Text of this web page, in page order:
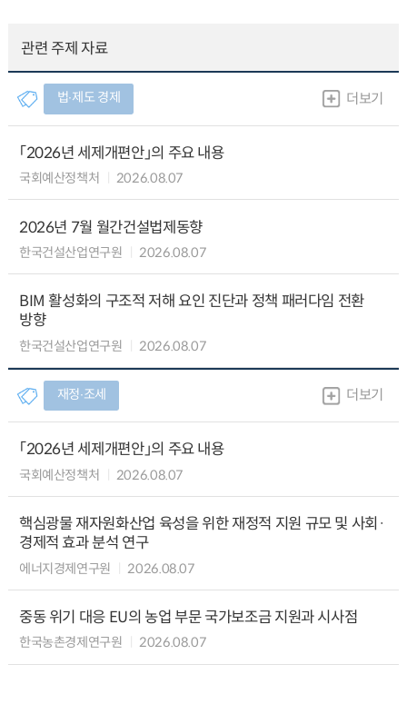
관련 주제 자료
법∙제도 경제 더보기
「2026년 세제개편안」의 주요 내용
국회예산정책처 2026.08.07
2026년 7월 월간건설법제동향
한국건설산업연구원 2026.08.07
BIM 활성화의 구조적 저해 요인 진단과 정책 패러다임 전환
방향
한국건설산업연구원 2026.08.07
재정∙조세 더보기
「2026년 세제개편안」의 주요 내용
국회예산정책처 2026.08.07
핵심광물 재자원화산업 육성을 위한 재정적 지원 규모 및 사회·
경제적 효과 분석 연구
에너지경제연구원 2026.08.07
중동 위기 대응 EU의 농업 부문 국가보조금 지원과 시사점
한국농촌경제연구원 2026.08.07